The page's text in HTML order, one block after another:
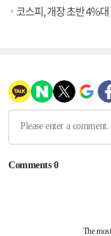
코스피, 개장 초반 4%